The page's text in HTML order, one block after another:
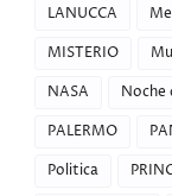
LANUCCA
MISTERIO
NASA
Noche
PALERMO
Politica